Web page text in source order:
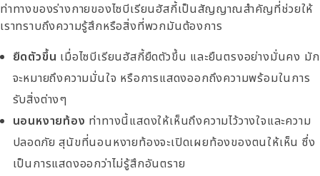
ท่าทางของร่างกายของไซบีเรียนฮัสกี้เป็นสัญญาณสำคัญที่ช่วยให้
เราทราบถึงความรู้สึกหรือสิ่งที่พวกมันต้องการ
ยืดตัวขึ้น เมื่อไซบีเรียนฮัสกี้ยืดตัวขึ้น และยืนตรงอย่างมั่นคง มัก
จะหมายถึงความมั่นใจ หรือการแสดงออกถึงความพร้อมในการ
รับสิ่งต่างๆ
นอนหงายท้อง ท่าทางนี้แสดงให้เห็นถึงความไว้วางใจและความ
ปลอดภัย สุนัขที่นอนหงายท้องจะเปิดเผยท้องของตนให้เห็น ซึ่ง
เป็นการแสดงออกว่าไม่รู้สึกอันตราย